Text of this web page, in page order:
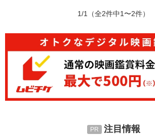
1/1 （全2件中1〜2件）
注目情報